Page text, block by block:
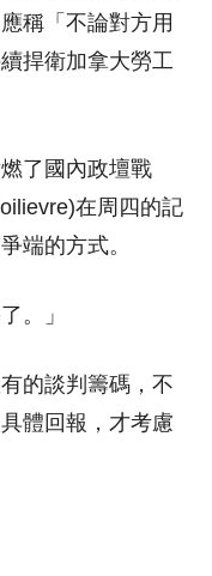
稱「不論對方用
捍衛加拿大勞工
了國內政壇戰
在周四的記
端的方式。
。」
的談判籌碼，不
體回報，才考慮